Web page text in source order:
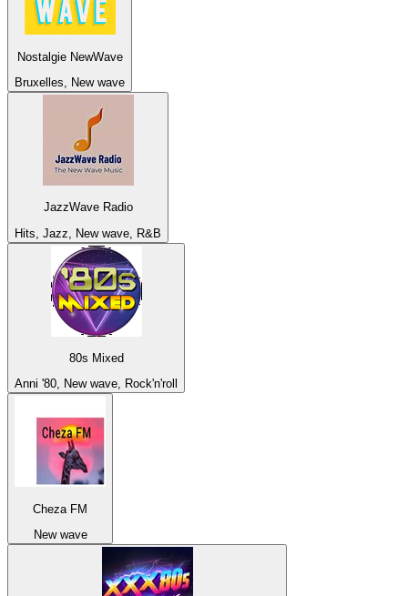
Nostalgie NewWave
Bruxelles, New wave
JazzWave Radio
Hits, Jazz, New wave, R&B
80s Mixed
Anni '80, New wave, Rock'n'roll
Cheza FM
New wave